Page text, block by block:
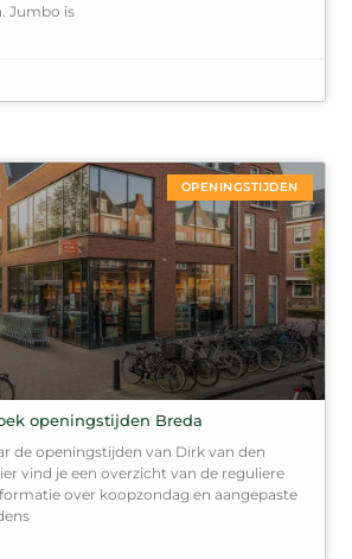
Jumbo is
OPENINGSTIJDEN
openingstijden Breda
de openingstijden van Dirk van den
vind je een overzicht van de reguliere
over koopzondag en aangepaste